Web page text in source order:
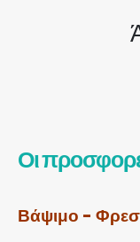
Οι
Βάψιμο -